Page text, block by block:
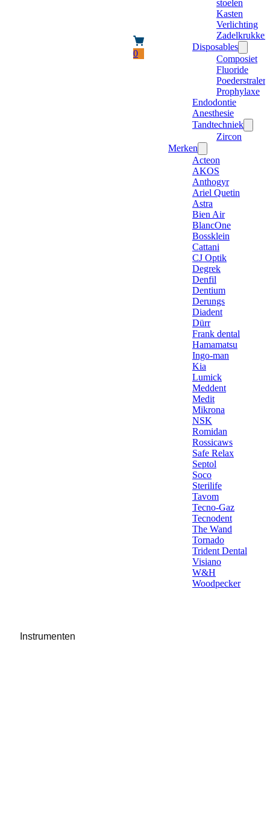
0
stoelen
Kasten
Verlichting
Zadelkrukken
Disposables
Composiet
Fluoride
Poederstraler
Prophylaxe
Endodontie
Anesthesie
Tandtechniek
Zircon
Merken
Acteon
AKOS
Anthogyr
Ariel Quetin
Astra
Bien Air
BlancOne
Bossklein
Cattani
CJ Optik
Degrek
Denfil
Dentium
Derungs
Diadent
Dürr
Frank dental
Hamamatsu
Ingo-man
Kia
Lumick
Meddent
Medit
Mikrona
NSK
Romidan
Rossicaws
Safe Relax
Septol
Soco
Sterilife
Tavom
Tecno-Gaz
Tecnodent
The Wand
Tornado
Trident Dental
Visiano
W&H
Woodpecker
Instrumenten